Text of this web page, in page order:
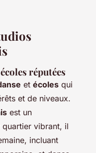
réputées
et écoles qui
et de niveaux.
est un
quartier vibrant, il
incluant